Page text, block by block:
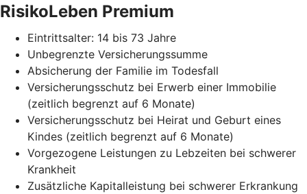
RisikoLeben Premium
Eintrittsalter: 14 bis 73 Jahre
Unbegrenzte Versicherungssumme
Absicherung der Familie im Todesfall
Versicherungsschutz bei Erwerb einer Immobilie
(zeitlich begrenzt auf 6 Monate)
Versicherungsschutz bei Heirat und Geburt eines
Kindes (zeitlich begrenzt auf 6 Monate)
Vorgezogene Leistungen zu Lebzeiten bei schwerer
Krankheit
Zusätzliche Kapitalleistung bei schwerer Erkrankung